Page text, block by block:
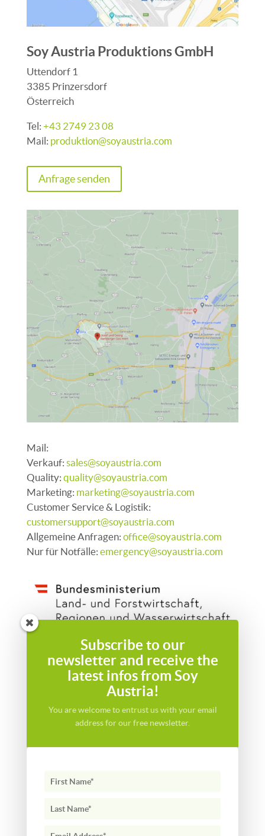
Soy Austria Produktions GmbH
Uttendorf 1
3385 Prinzersdorf
Österreich
Tel: +43 2749 23 08
Mail: produktion@soyaustria.com
Anfrage senden
Mail:
Verkauf: sales@soyaustria.com
Quality: quality@soyaustria.com
Marketing: marketing@soyaustria.com
Customer Service & Logistik:
customersupport@soyaustria.com
Allgemeine Anfragen: office@soyaustria.com
Nur für Notfälle: emergency@soyaustria.com
Subscribe to our
newsletter and receive the
latest infos from Soy
Austria!
You are welcome to entrust us with your email
address for our free newsletter.